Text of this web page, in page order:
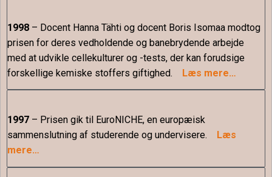
1998 – Docent Hanna Tähti og docent Boris Isomaa modtog
prisen for deres vedholdende og banebrydende arbejde
med at udvikle cellekulturer og -tests, der kan forudsige
forskellige kemiske stoffers giftighed. Læs mere…
1997 – Prisen gik til EuroNICHE, en europæisk
sammenslutning af studerende og undervisere.
Læs
mere…